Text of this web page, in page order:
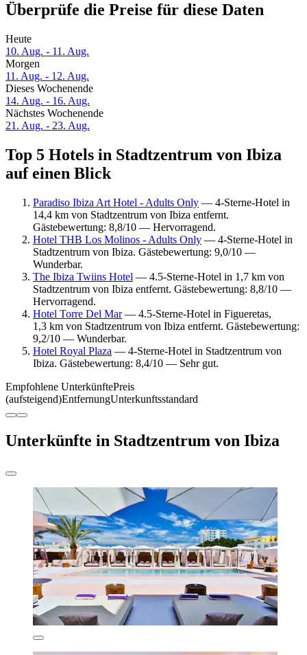
Überprüfe die Preise für diese Daten
Heute
10. Aug. - 11. Aug.
Morgen
11. Aug. - 12. Aug.
Dieses Wochenende
14. Aug. - 16. Aug.
Nächstes Wochenende
21. Aug. - 23. Aug.
Top 5 Hotels in Stadtzentrum von Ibiza
auf einen Blick
Paradiso Ibiza Art Hotel - Adults Only — 4-Sterne-Hotel in
14,4 km von Stadtzentrum von Ibiza entfernt.
Gästebewertung: 8,8/10 — Hervorragend.
Hotel THB Los Molinos - Adults Only — 4-Sterne-Hotel in
Stadtzentrum von Ibiza. Gästebewertung: 9,0/10 —
Wunderbar.
The Ibiza Twiins Hotel — 4.5-Sterne-Hotel in 1,7 km von
Stadtzentrum von Ibiza entfernt. Gästebewertung: 8,8/10 —
Hervorragend.
Hotel Torre Del Mar— 4.5-Sterne-Hotel in Figueretas,
1,3 km von Stadtzentrum von Ibiza entfernt. Gästebewertung:
9,2/10 — Wunderbar.
Hotel Royal Plaza — 4-Sterne-Hotel in Stadtzentrum von
Ibiza. Gästebewertung: 8,4/10 — Sehr gut.
Empfohlene UnterkünftePreis
(aufsteigend)EntfernungUnterkunftsstandard
Unterkünfte in Stadtzentrum von Ibiza